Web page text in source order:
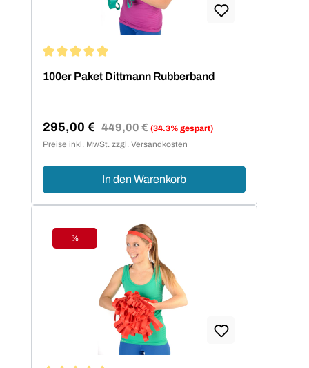
100er Paket Dittmann Rubberband
Verkaufspreis:
295,00 € Regulärer Preis:
449,00 € (34.3% gespart)
Preise inkl. MwSt. zzgl. Versandkosten
In den Warenkorb
Rabatt
%